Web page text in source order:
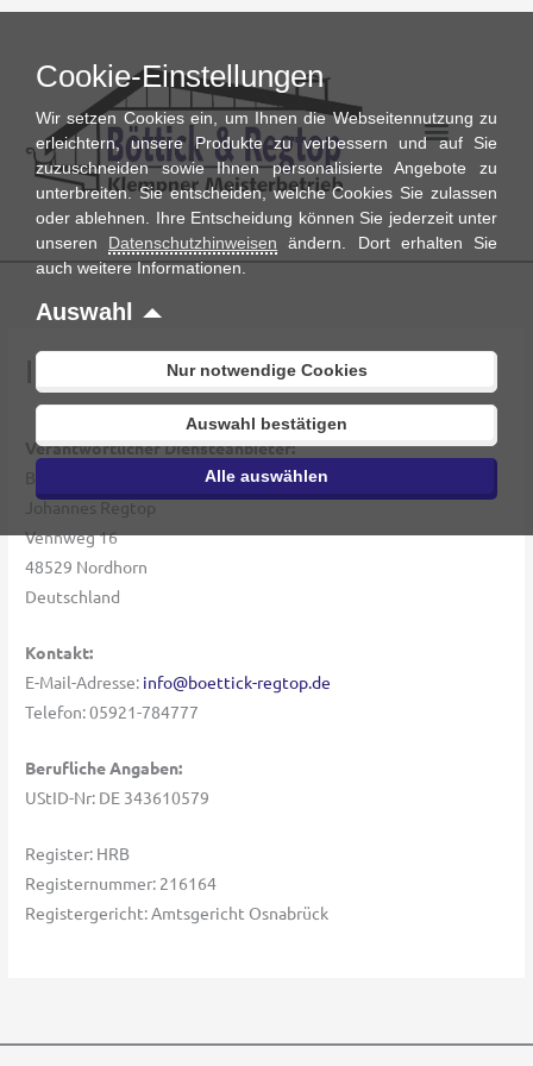
Zum
springen
Impressum
Verantwortlicher Diensteanbieter:
Böttick & Regtop Bauklempner GmbH
Johannes Regtop
Vennweg 16
48529 Nordhorn
Deutschland
Kontakt:
E-Mail-Adresse: info@boettick-regtop.de
Telefon: 05921-784777
Berufliche Angaben:
UStID-Nr: DE 343610579
Register: HRB
Registernummer: 216164
Registergericht: Amtsgericht Osnabrück
Cookie-Einstellungen
Wir setzen Cookies ein, um Ihnen die Webseitennutzung zu
erleichtern, unsere Produkte zu verbessern und auf Sie
zuzuschneiden sowie Ihnen personalisierte Angebote zu
unterbreiten. Sie entscheiden, welche Cookies Sie zulassen
oder ablehnen. Ihre Entscheidung können Sie jederzeit unter
unseren Datenschutzhinweisen ändern. Dort erhalten Sie
auch weitere Informationen.
Auswahl
Nur notwendige Cookies
Auswahl bestätigen
Alle auswählen